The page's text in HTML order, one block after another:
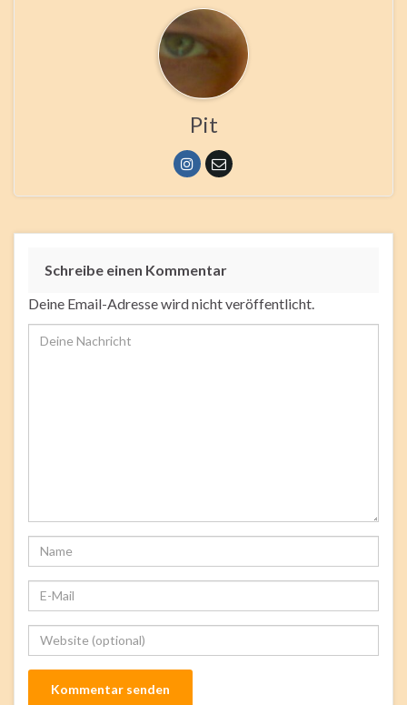
Pit
Schreibe einen Kommentar
Deine Email-Adresse wird nicht veröffentlicht.